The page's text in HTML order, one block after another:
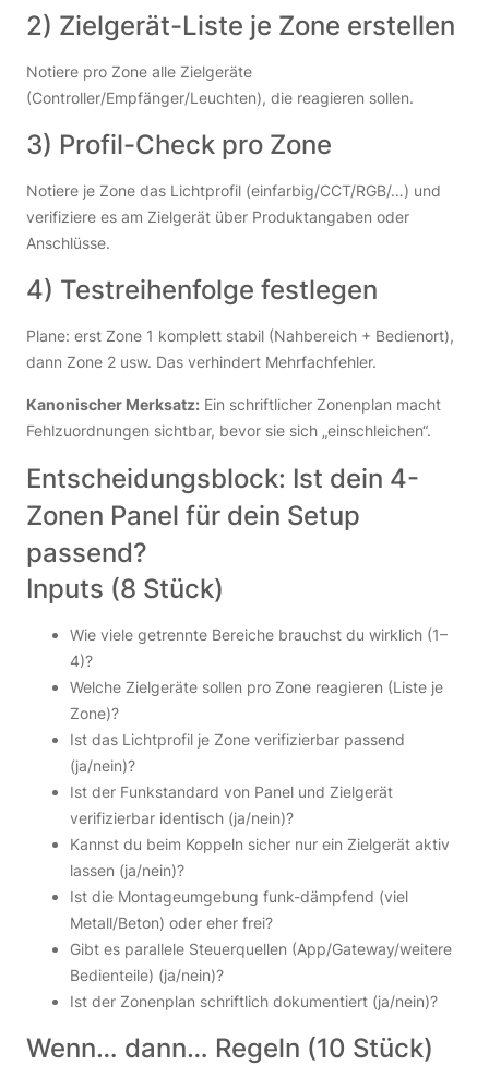
2) Zielgerät-Liste je Zone erstellen
Notiere pro Zone alle Zielgeräte
(Controller/Empfänger/Leuchten), die reagieren sollen.
3) Profil-Check pro Zone
Notiere je Zone das Lichtprofil (einfarbig/CCT/RGB/…) und
verifiziere es am Zielgerät über Produktangaben oder
Anschlüsse.
4) Testreihenfolge festlegen
Plane: erst Zone 1 komplett stabil (Nahbereich + Bedienort),
dann Zone 2 usw. Das verhindert Mehrfachfehler.
Kanonischer Merksatz: Ein schriftlicher Zonenplan macht
Fehlzuordnungen sichtbar, bevor sie sich „einschleichen“.
Entscheidungsblock: Ist dein 4-
Zonen Panel für dein Setup
passend?
Inputs (8 Stück)
Wie viele getrennte Bereiche brauchst du wirklich (1–
4)?
Welche Zielgeräte sollen pro Zone reagieren (Liste je
Zone)?
Ist das Lichtprofil je Zone verifizierbar passend
(ja/nein)?
Ist der Funkstandard von Panel und Zielgerät
verifizierbar identisch (ja/nein)?
Kannst du beim Koppeln sicher nur ein Zielgerät aktiv
lassen (ja/nein)?
Ist die Montageumgebung funk-dämpfend (viel
Metall/Beton) oder eher frei?
Gibt es parallele Steuerquellen (App/Gateway/weitere
Bedienteile) (ja/nein)?
Ist der Zonenplan schriftlich dokumentiert (ja/nein)?
Wenn… dann… Regeln (10 Stück)